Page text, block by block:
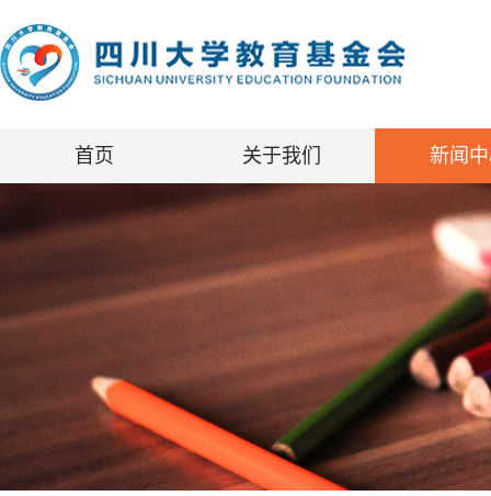
首页 关于我们 新闻